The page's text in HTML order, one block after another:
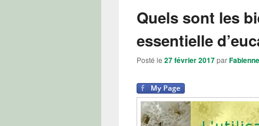
Quels sont les
essentielle
Posté le 27 février 2017parFabienne